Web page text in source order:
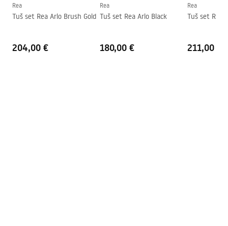
Visina (mm)
Rea
Tuš set Rea Arlo Brush Gold
204,00 €
Rea
Tuš set Rea Arlo Black
180,00 €
Rea
Tuš set REA
211,00 €